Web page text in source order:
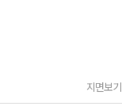
지면보기